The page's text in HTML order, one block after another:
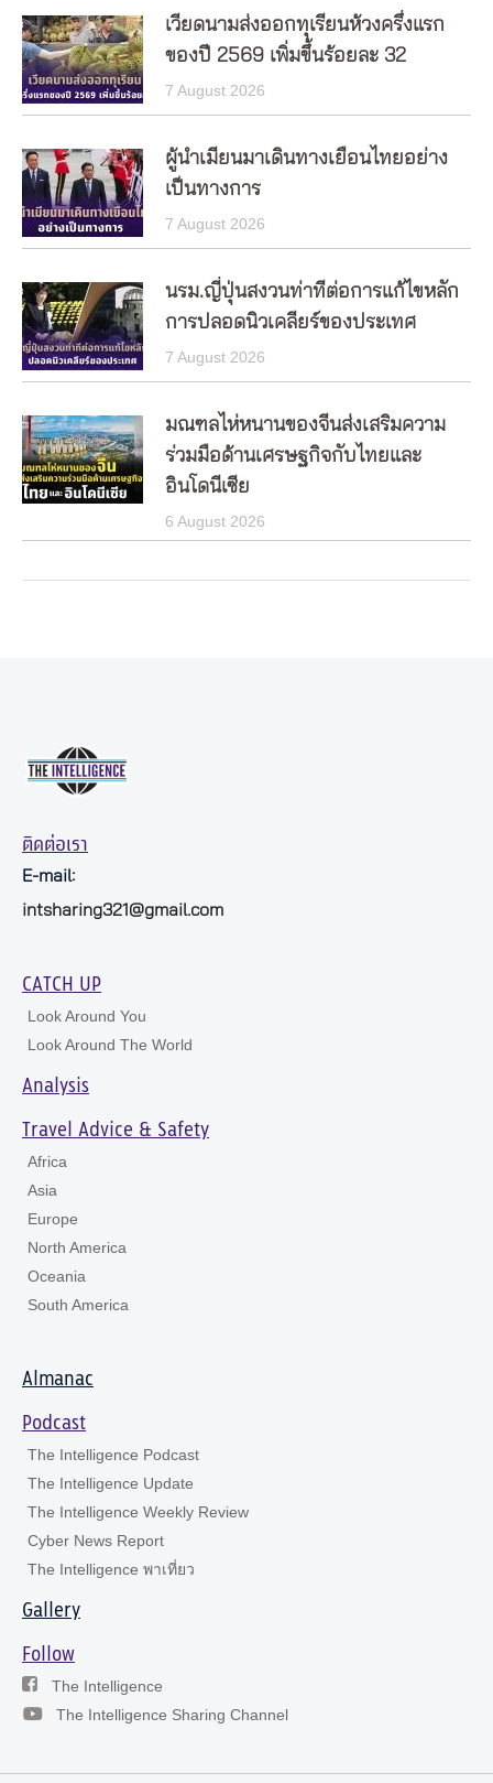
เวียดนามส่งออกทุเรียนห้วงครึ่งแรก
ของปี 2569 เพิ่มขึ้นร้อยละ 32
7 August 2026
ผู้นำเมียนมาเดินทางเยือนไทยอย่าง
เป็นทางการ
7 August 2026
นรม.ญี่ปุ่นสงวนท่าทีต่อการแก้ไขหลัก
การปลอดนิวเคลียร์ของประเทศ
7 August 2026
มณฑลไห่หนานของจีนส่งเสริมความ
ร่วมมือด้านเศรษฐกิจกับไทยและ
อินโดนีเซีย
6 August 2026
ติดต่อเรา
E-mail:
intsharing321@gmail.com
CATCH UP
Look Around You
Look Around The World
Analysis
Travel Advice & Safety
Africa
Asia
Europe
North America
Oceania
South America
Almanac
Podcast
The Intelligence Podcast
The Intelligence Update
The Intelligence Weekly Review
Cyber News Report
The Intelligence พาเที่ยว
Gallery
Follow
The Intelligence
The Intelligence Sharing Channel